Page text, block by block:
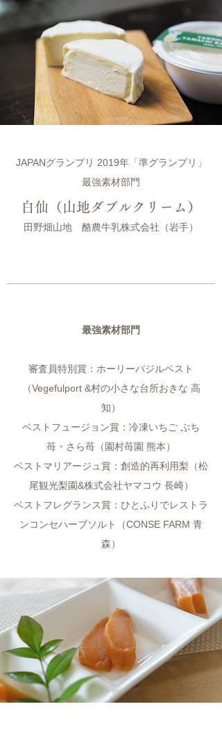
JAPANグランプリ 2019年「準グランプリ」
最強素材部門
白仙（山地ダブルクリーム）
田野畑山地 酪農牛乳株式会社（岩手）
最強素材部門
審査員特別賞：ホーリーバジルペスト
（Vegefulport &村の小さな台所おきな 高
知）
ベストフュージョン賞：冷凍いちご ぷち
苺・さら苺（園村苺園 熊本）
ベストマリアージュ賞：創造的再利用梨（松
尾観光梨園&株式会社ヤマコウ 長崎）
ベストフレグランス賞：ひとふりでレストラ
ンコンセハーブソルト（CONSE FARM 青
森）